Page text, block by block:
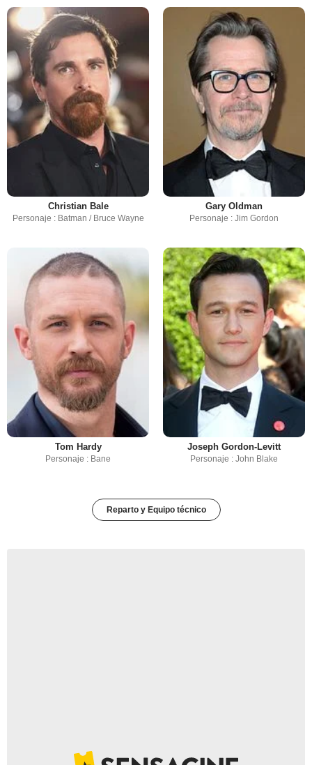
Christian Bale
Personaje : Batman / Bruce Wayne
Gary Oldman
Personaje : Jim Gordon
Tom Hardy
Personaje : Bane
Joseph Gordon-Levitt
Personaje : John Blake
Reparto y Equipo técnico